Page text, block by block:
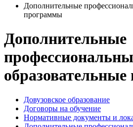
Дополнительные
программы
Дополнительные
Довузовское образование
Договоры на обучение
Нормативные документы и